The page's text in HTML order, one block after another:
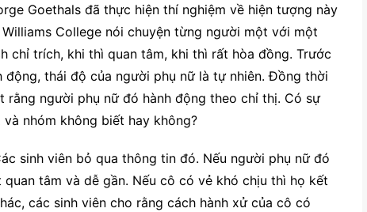
Goethals đã thực hiện thí nghiệm về hiện tượng này
College nói chuyện từng người một với một
chỉ trích, khi thì quan tâm, khi thì rất hòa đồng. Trước
thái độ của người phụ nữ là tự nhiên. Đồng thời
rằng người phụ nữ đó hành động theo chỉ thị. Có sự
nhóm không biết hay không?
sinh viên bỏ qua thông tin đó. Nếu người phụ nữ đó
tâm và dễ gần. Nếu cô có vẻ khó chịu thì họ kết
các sinh viên cho rằng cách hành xử của cô có